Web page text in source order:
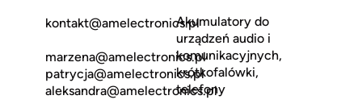
kontakt@amelectronics.pl
marzena@amelectronics.pl
patrycja@amelectronics.pl
aleksandra@amelectronics.pl
Akumulatory do
urządzeń audio i
komunikacyjnych,
krótkofalówki,
telefony